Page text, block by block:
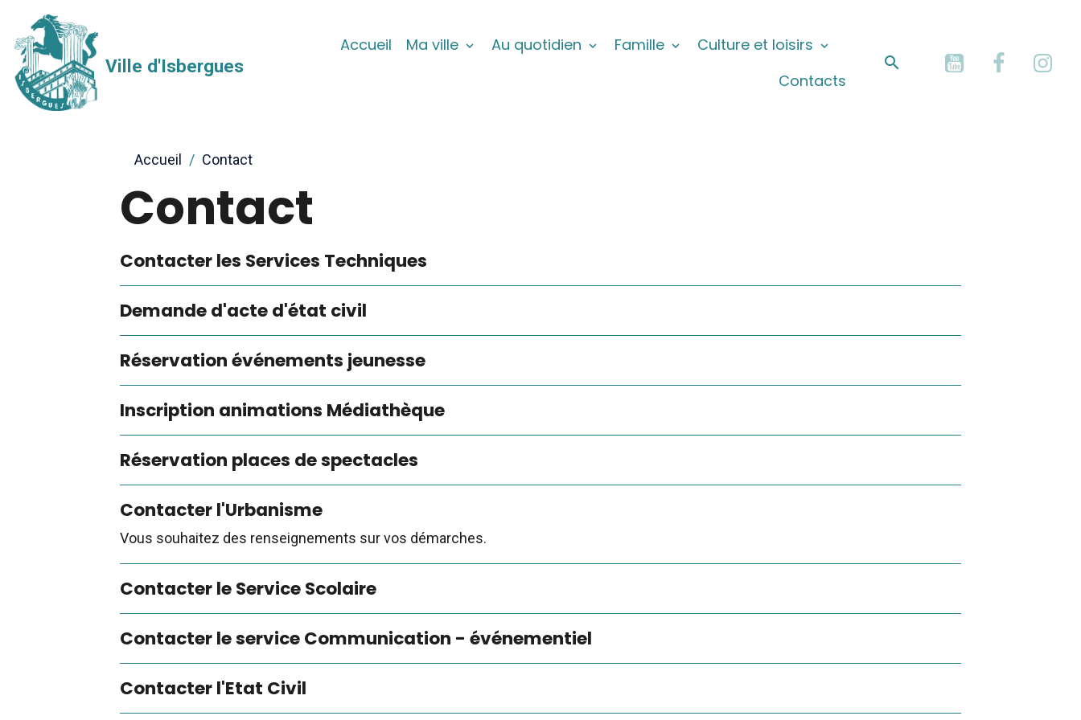
Ville d'Isbergues
Accueil Ma ville Au quotidien Famille
Culture et loisirs
Contacts
Accueil Contact
Contact
Contacter les Services Techniques
Demande d'acte d'état civil
Réservation événements jeunesse
Inscription animations Médiathèque
Réservation places de spectacles
Contacter l'Urbanisme
Vous souhaitez des renseignements sur vos démarches.
Contacter le Service Scolaire
Contacter le service Communication - événementiel
Contacter l'Etat Civil